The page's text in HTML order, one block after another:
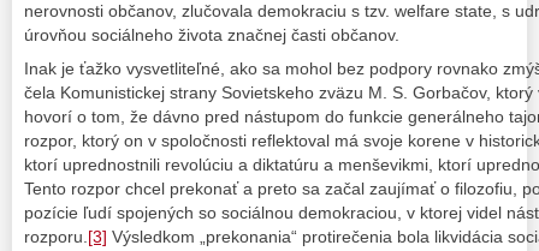
nerovnosti občanov, zlučovala demokraciu s tzv. welfare state, s
úrovňou sociálneho života značnej časti občanov.
Inak je ťažko vysvetliteľné, ako sa mohol bez podpory rovnako
čela Komunistickej strany Sovietskeho zväzu M. S. Gorbačov, ktorý
hovorí o tom, že dávno pred nástupom do funkcie generálneho
rozpor, ktorý on v spoločnosti reflektoval má svoje korene v
ktorí uprednostnili revolúciu a diktatúru a menševikmi, ktorí
Tento rozpor chcel prekonať a preto sa začal zaujímať o filozofiu,
pozície ľudí spojených so sociálnou demokraciou, v ktorej videl
rozporu. [3] Výsledkom „prekonania“ protirečenia bola likvidácia